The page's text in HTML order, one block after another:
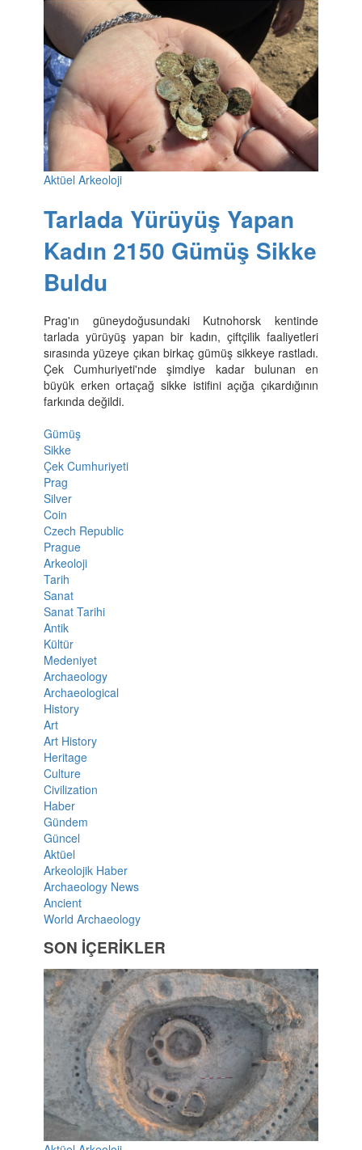
Aktüel Arkeoloji
Tarlada Yürüyüş Yapan
Kadın 2150 Gümüş Sikke
Buldu
Prag'ın güneydoğusundaki Kutnohorsk kentinde
tarlada yürüyüş yapan bir kadın, çiftçilik faaliyetleri
sırasında yüzeye çıkan birkaç gümüş sikkeye rastladı.
Çek Cumhuriyeti'nde şimdiye kadar bulunan en
büyük erken ortaçağ sikke istifini açığa çıkardığının
farkında değildi.
Gümüş
Sikke
Çek Cumhuriyeti
Prag
Silver
Coin
Czech Republic
Prague
Arkeoloji
Tarih
Sanat
Sanat Tarihi
Antik
Kültür
Medeniyet
Archaeology
Archaeological
History
Art
Art History
Heritage
Culture
Civilization
Haber
Gündem
Güncel
Aktüel
Arkeolojik Haber
Archaeology News
Ancient
World Archaeology
SON İÇERİKLER